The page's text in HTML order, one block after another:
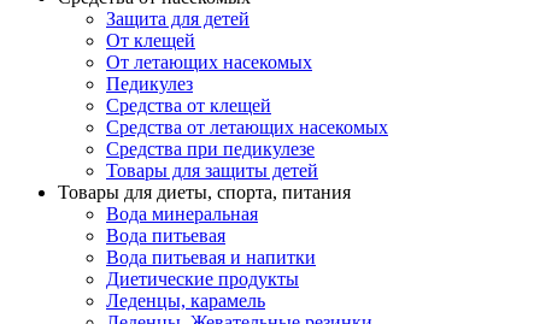
Защита для детей
От клещей
От летающих насекомых
Педикулез
Средства от клещей
Средства от летающих насекомых
Средства при педикулезе
Товары для защиты детей
Товары для диеты, спорта, питания
Вода минеральная
Вода питьевая
Вода питьевая и напитки
Диетические продукты
Леденцы, карамель